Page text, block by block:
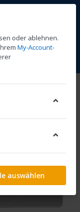
oder ablehnen.
My-Account-
auswählen